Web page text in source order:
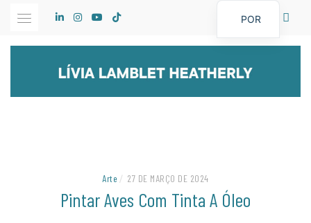
Arte / 27 DE MARÇO DE 2024
Pintar Aves Com Tinta A Óleo
POR